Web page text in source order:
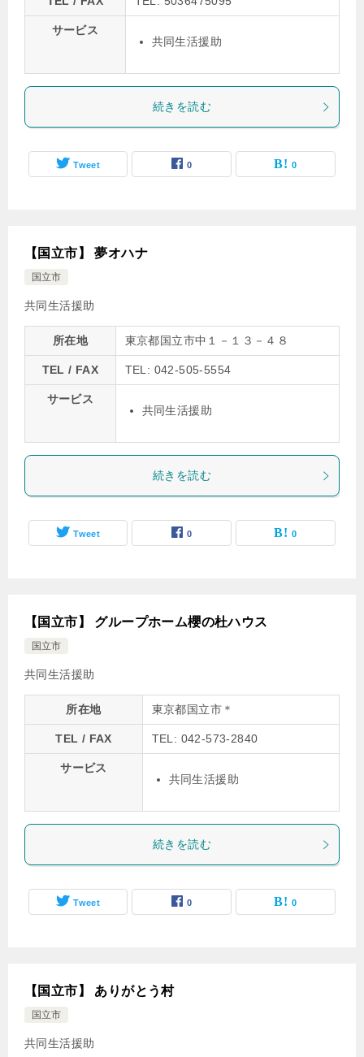
サービス
共同生活援助
続きを読む
Tweet 0 0
【国立市】 夢オハナ
国立市
共同生活援助
所在地 東京都国立市中１－１３－４８
TEL / FAX TEL: 042-505-5554
サービス
共同生活援助
続きを読む
Tweet 0 0
【国立市】 グループホーム櫻の杜ハウス
国立市
共同生活援助
所在地 東京都国立市＊
TEL / FAX TEL: 042-573-2840
サービス
共同生活援助
続きを読む
Tweet 0 0
【国立市】 ありがとう村
国立市
共同生活援助